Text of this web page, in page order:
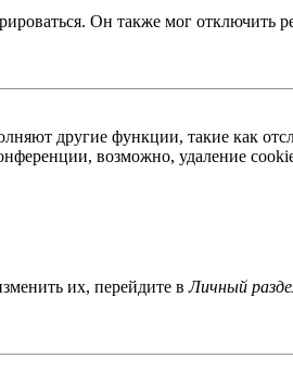
Он также мог отключить
другие функции, такие как
возможно, удаление
их, перейдите вЛичный